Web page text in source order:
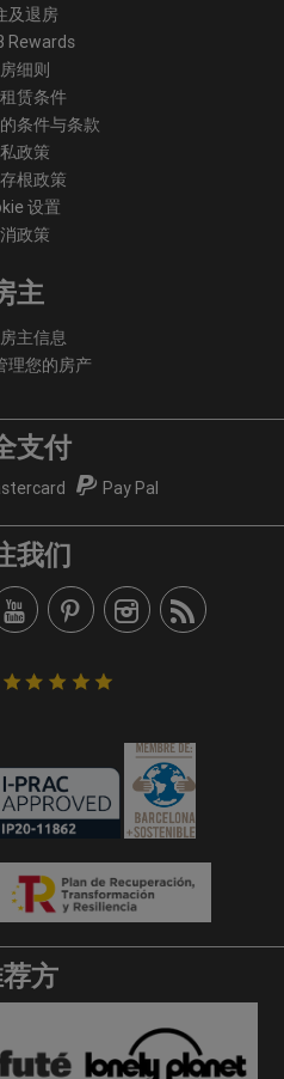
及退房
Rewards
细则
赁条件
条件与条款
政策
根政策
设置
政策
主
主信息
理您的房产
支付
Pay Pal
我们
方